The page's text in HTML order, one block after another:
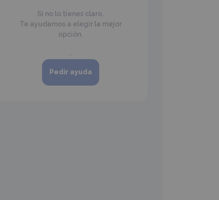
Si no lo tienes claro.
Te ayudamos a elegir la mejor
opción.
.
Pedir ayuda